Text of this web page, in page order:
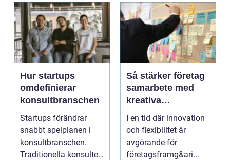
Hur startups
omdefinierar
konsultbranschen
Startups förändrar
snabbt spelplanen i
konsultbranschen.
Traditionella konsulter
Så stärker företag
samarbete med
kreativa
workshops
I en tid där innovation
och flexibilitet är
avgörande för
företagsframg&ari...